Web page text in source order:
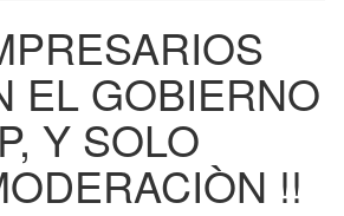
EL GOBIERNO
Y SOLO
!!